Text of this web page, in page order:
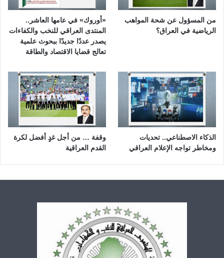
من المسؤول عن شحة المواهب
الرياضية في العراق؟
«أوروك» في عامها العاشر..
المنتدى العراقي للنخب والكفاءات
يصدر عددًا جديدًا ببحوث علمية
تعالج قضايا الاقتصاد والطاقة
الذكاء الاصطناعي.. تحديات
ومخاطر تواجه الإعلام العراقي
وقفة … من أجل غدٍ أفضل لكرة
القدم العراقية